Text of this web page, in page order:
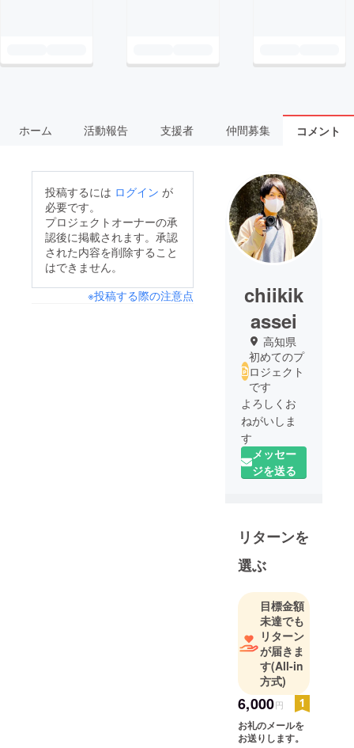
ホーム 活動報告 支援者 仲間募集 コメント
投稿するには ログイン が
必要です。
プロジェクトオーナーの承
認後に掲載されます。承認
された内容を削除すること
はできません。
※投稿する際の注意点
chiikik
assei
高知県
初めてのプ
ロジェクト
です
よろしくお
ねがいしま
す
メッセー
ジを送る
リターンを
選ぶ
目標金額
未達でも
リターン
が届きま
す(All-in
方式)
6,000円
お礼のメールを
お送りします。